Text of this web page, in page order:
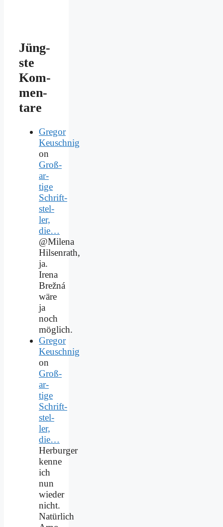
Jüng­
ste
Kom­
men­
ta­re
Gregor
Keuschnig
on
Groß­
ar­
ti­ge
Schrift­
stel­
ler,
die…
@Milena
Hilsenrath,
ja.
Irena
Brežná
wäre
ja
noch
möglich.
Gregor
Keuschnig
on
Groß­
ar­
ti­ge
Schrift­
stel­
ler,
die…
Herburger
kenne
ich
nun
wieder
nicht.
Natürlich